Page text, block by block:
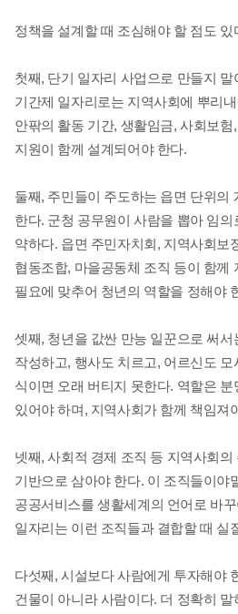
정책을 설계할 때 조심해야 할 점도 있
첫째, 단기 일자리 사업으로 만들지 말
기간제 일자리로는 지역사회에 뿌리
안팎의 활동 기간, 생활임금,사회보험,
지원이 함께 설계되어야 한다.
둘째, 주민들이 주도하는 읍면 단위의
한다. 군청 공무원이 사람을 뽑아 임
약하다. 읍면 주민자치회, 지역사회보
협동조합, 마을공동체 조직 등이 함께
필요에 맞추어 청년의 역할을 정해야
셋째, 청년을 값싼 만능 일꾼으로 써서
작성하고, 행사도 치르고, 어르신도 모
식이면 오래 버티지 못한다. 역할은 분
있어야 하며, 지역사회가 함께 책임져
넷째,사회적 경제 조직 등 지역사회
기반으로 삼아야 한다. 이 조직들이야
공공서비스를 생활세계의 언어로 바
일자리는 이런 조직들과 결합할 때 실
다섯째,시설보다 사람에게 투자해야
건물이 아니라 사람이다. 더 정확히 말